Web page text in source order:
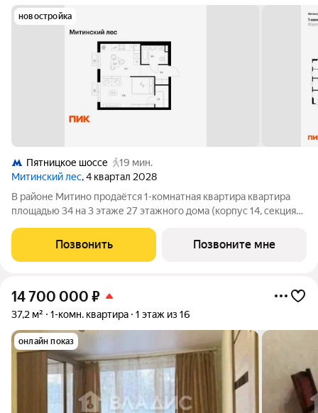
новостройка
Пятницкое шоссе
19 мин.
Митинский лес, 4 квартал 2028
В районе Митино продаётся 1-комнатная квартира квартира
площадью 34 на 3 этаже 27 этажного дома (корпус 14, секция
минут пешком до станции метро «Пятницкое шоссе». 8 минут
на автомобиле до
Позвонить Позвоните мне
14 700 000 ₽
37,2 м² 1-комн. квартира 1 этаж из 16
онлайн показ